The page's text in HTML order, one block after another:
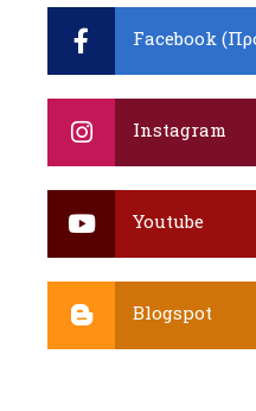
Facebook
Instagram
Youtube
Blogspot